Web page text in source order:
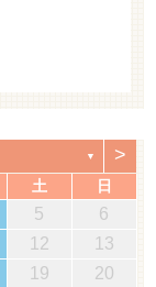
▼ >
土 日
5
6
12
13
19
20